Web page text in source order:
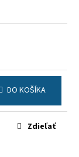
DO KOŠÍKA
Zdieľať